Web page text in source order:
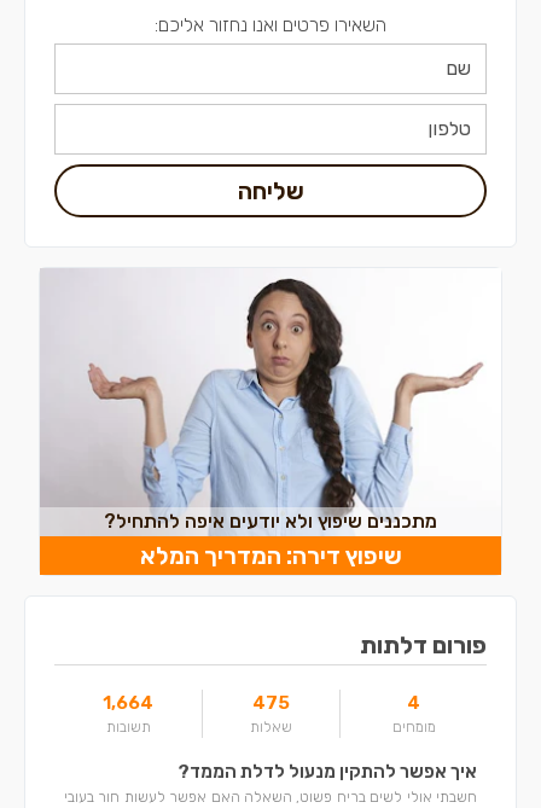
השאירו פרטים ואנו נחזור אליכם:
שליחה
מתכננים שיפוץ ולא יודעים איפה להתחיל?
שיפוץ דירה: המדריך המלא
פורום דלתות
4
מומחים
475
שאלות
1,664
תשובות
איך אפשר להתקין מנעול לדלת הממד?
חשבתי אולי לשים בריח פשוט, השאלה האם אפשר לעשות חור בעובי